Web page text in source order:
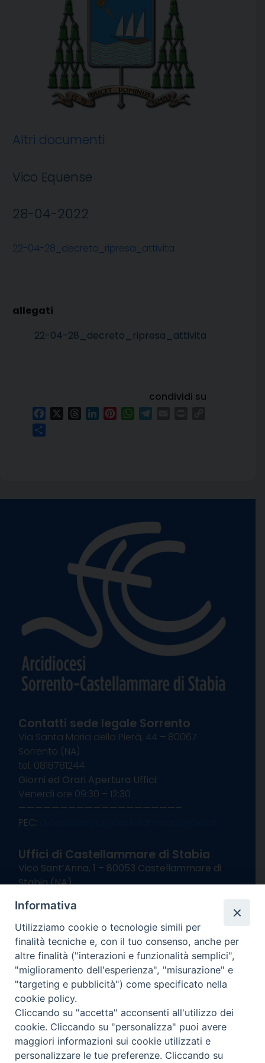
Altri documenti
Vico Equense
28-04-2022
22-04-28_decreto_ripresa_attivita
22-04-28_decreto_ripresa_attivita
condividi su
FacebookThreadsLinkedInPinterestWhatsApp
Contatti sede legale Sorrento
Via Santa Maria della Pietà, 44 – 80067
Sorrento (NA)
tel. 0818781244
Giorni ed Orari Apertura Uffici:
Venerdì ore 09:30 – 12:30
———————————————————–
PEC:
Uffici di Castellammare di Stabia
Vico Sant’Anna, 1 – 80053 Castellammare di
Stabia (NA)
Giorni ed Orari Apertura Uffici:
Lunedì e Mercoledì ore 09:00 – 13:00
Uffici Matrimoni:
Lunedì e Mercoledì ore 09:30 – 12:30
seguici su
Channel
Informativa Privacy
COPYRIGHT © 2013-2025
Informativa
Utilizziamo cookie o tecnologie simili per
finalità tecniche e, con il tuo consenso, anche per
altre finalità ("interazioni e funzionalità semplici",
"miglioramento dell'esperienza", "misurazione" e
"targeting e pubblicità") come specificato nella
cookie policy.
Cliccando su "accetta" acconsenti all'utilizzo dei
cookie. Cliccando su "personalizza" puoi avere
maggiori informazioni sui cookie utilizzati e
personalizzare le tue preferenze. Cliccando su